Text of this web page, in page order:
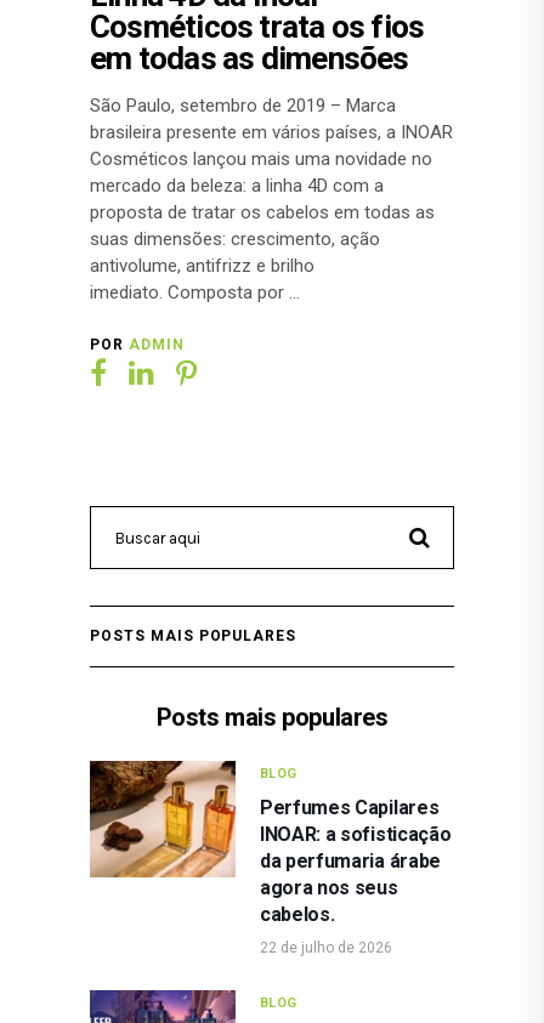
Cosméticos trata os fios
em todas as dimensões
São Paulo, setembro de 2019 – Marca
brasileira presente em vários países, a INOAR
Cosméticos lançou mais uma novidade no
mercado da beleza: a linha 4D com a
proposta de tratar os cabelos em todas as
suas dimensões: crescimento, ação
antivolume, antifrizz e brilho
imediato. Composta por
POR ADMIN
POSTS MAIS POPULARES
Posts mais populares
BLOG
Perfumes Capilares
INOAR: a sofisticação
da perfumaria árabe
agora nos seus
cabelos.
22 de julho de 2026
BLOG